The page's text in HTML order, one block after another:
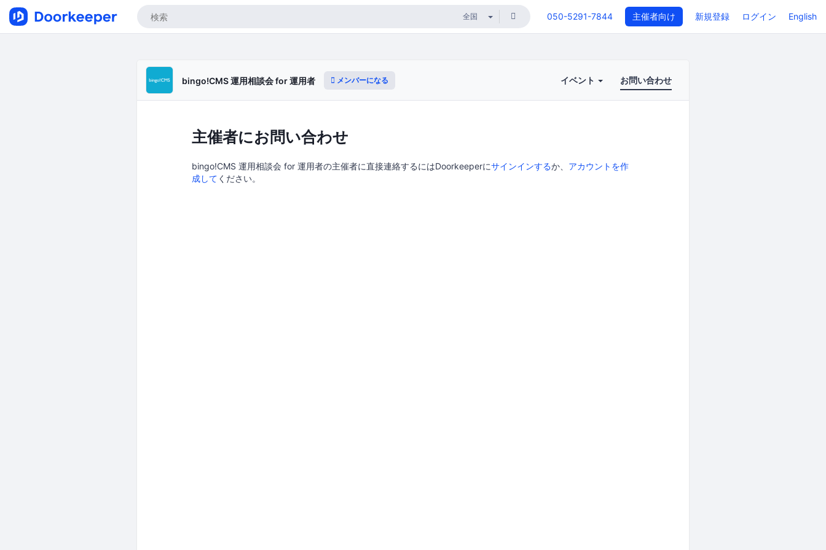
050-5291-7844 主催者向け 新規登録 ログイン English
bingo!CMS 運用相談会 for 運用者 メンバーになる イベント お問い合わせ
主催者にお問い合わせ
bingo!CMS 運用相談会 for 運用者の主催者に直接連絡するにはDoorkeeperにサインインするか、 アカウントを作
成して ください。